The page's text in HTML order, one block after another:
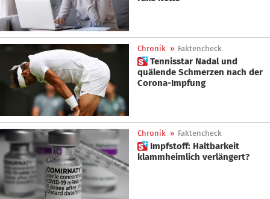
Chronik » Faktencheck
 Tennisstar Nadal und
quälende Schmerzen nach der
Corona-Impfung
Chronik » Faktencheck
 Impfstoff: Haltbarkeit
klammheimlich verlängert?